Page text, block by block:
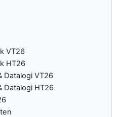
VT26
HT26
Datalogi VT26
Datalogi HT26